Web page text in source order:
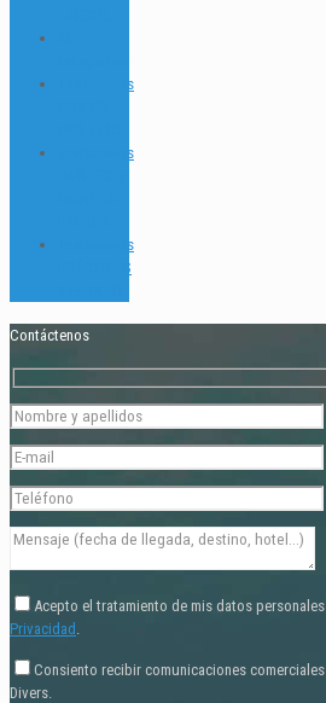
Testimonios
Testimonios
Testimonios
PRÁCTICAS
Contáctenos
Acepto el tratamiento de mis datos
Privacidad
Consiento recibir comunicaciones
Divers.